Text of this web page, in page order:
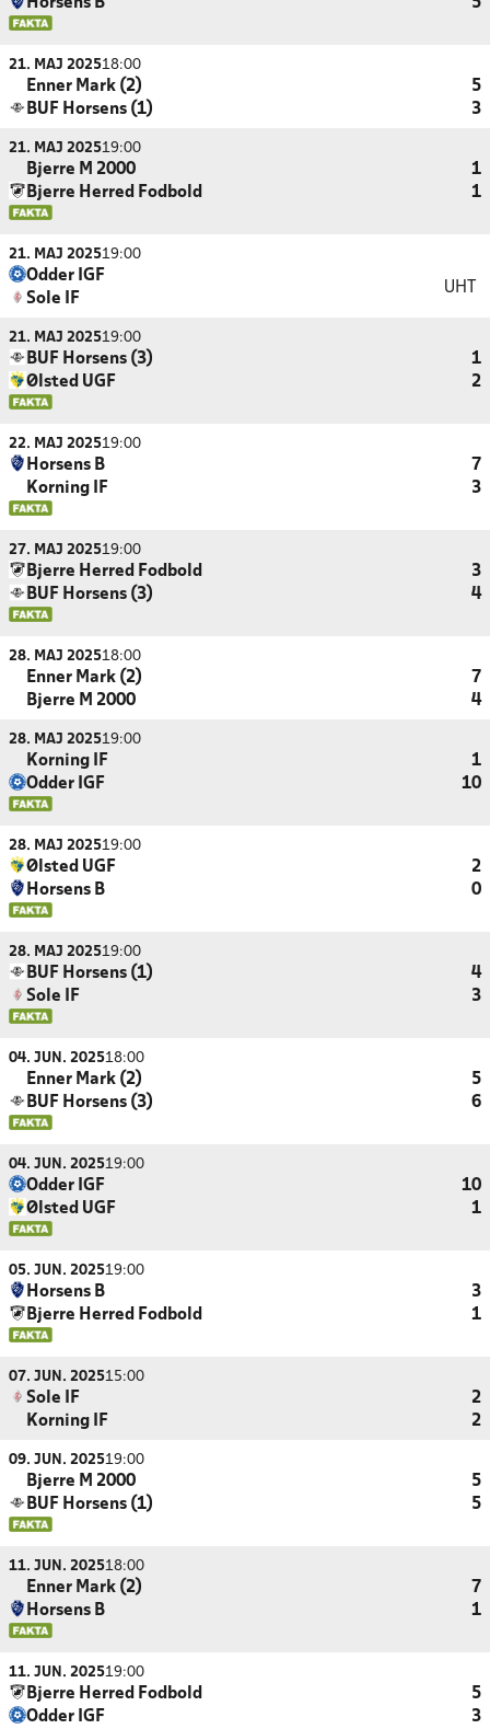
Horsens B
5
21. MAJ 202518:00
Enner Mark (2)
5
BUF Horsens (1)
3
21. MAJ 202519:00
Bjerre M 2000
1
Bjerre Herred Fodbold
1
21. MAJ 202519:00
Odder IGF
Sole IF
UHT
21. MAJ 202519:00
BUF Horsens (3)
1
Ølsted UGF
2
22. MAJ 202519:00
Horsens B
7
Korning IF
3
27. MAJ 202519:00
Bjerre Herred Fodbold
3
BUF Horsens (3)
4
28. MAJ 202518:00
Enner Mark (2)
7
Bjerre M 2000
4
28. MAJ 202519:00
Korning IF
1
Odder IGF
10
28. MAJ 202519:00
Ølsted UGF
2
Horsens B
0
28. MAJ 202519:00
BUF Horsens (1)
4
Sole IF
3
04. JUN. 202518:00
Enner Mark (2)
5
BUF Horsens (3)
6
04. JUN. 202519:00
Odder IGF
10
Ølsted UGF
1
05. JUN. 202519:00
Horsens B
3
Bjerre Herred Fodbold
1
07. JUN. 202515:00
Sole IF
2
Korning IF
2
09. JUN. 202519:00
Bjerre M 2000
5
BUF Horsens (1)
5
11. JUN. 202518:00
Enner Mark (2)
7
Horsens B
1
11. JUN. 202519:00
Bjerre Herred Fodbold
5
Odder IGF
3